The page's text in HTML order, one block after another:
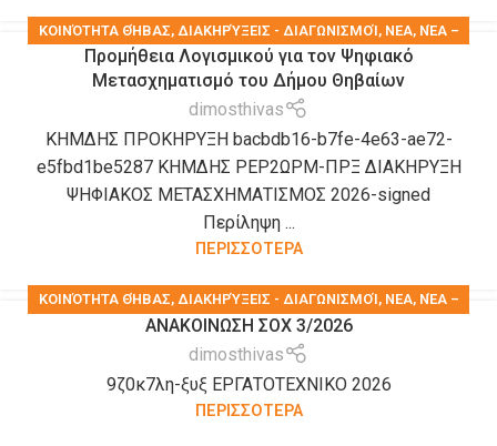
KΟΙΝΌΤΗΤΑ ΘΉΒΑΣ, ΔΙΑΚΗΡΎΞΕΙΣ - ΔΙΑΓΩΝΙΣΜΟΊ, ΝΕΑ, ΝΈΑ –
ΑΝΑΚΟΙΝΏΣΕΙΣ,ΠΡΟΚΗΡΎΞΕΙΣ-ΔΙΑΚΗΡΎΞΕΙΣ-ΠΡΟΜΉΘΕΙΕΣ-
ΥΠΗΡΕΣΊΕΣ ,ΤΑ ΝΈΑ ΤΟΥ ΔΉΜΟΥ
Προμήθεια Λογισμικού για τον Ψηφιακό
Μετασχηματισμό του Δήμου Θηβαίων
dimosthivas
ΚΗΜΔΗΣ ΠΡΟΚΗΡΥΞΗ bacbdb16-b7fe-4e63-ae72-
e5fbd1be5287 ΚΗΜΔΗΣ ΡΕΡ2ΩΡΜ-ΠΡΞ ΔΙΑΚΗΡΥΞΗ
ΨΗΦΙΑΚΟΣ ΜΕΤΑΣΧΗΜΑΤΙΣΜΟΣ 2026-signed
Περίληψη ...
ΠΕΡΙΣΣΟΤΕΡΑ
KΟΙΝΌΤΗΤΑ ΘΉΒΑΣ, ΔΙΑΚΗΡΎΞΕΙΣ - ΔΙΑΓΩΝΙΣΜΟΊ, ΝΕΑ, ΝΈΑ –
ΑΝΑΚΟΙΝΏΣΕΙΣ,ΠΡΟΚΗΡΎΞΕΙΣ-ΔΙΑΚΗΡΎΞΕΙΣ-ΠΡΟΜΉΘΕΙΕΣ-
ΥΠΗΡΕΣΊΕΣ
ΑΝΑΚΟΙΝΩΣΗ ΣΟΧ 3/2026
dimosthivas
9ζ0κ7λη-ξυξ ΕΡΓΑΤΟΤΕΧΝΙΚΟ 2026
ΠΕΡΙΣΣΟΤΕΡΑ